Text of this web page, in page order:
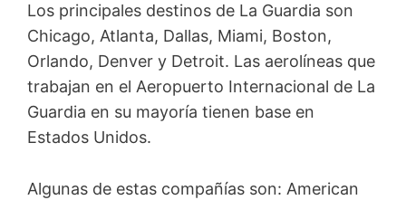
Los principales destinos de La Guardia son
Chicago, Atlanta, Dallas, Miami, Boston,
Orlando, Denver y Detroit. Las aerolíneas que
trabajan en el Aeropuerto Internacional de La
Guardia en su mayoría tienen base en
Estados Unidos.
Algunas de estas compañías son: American